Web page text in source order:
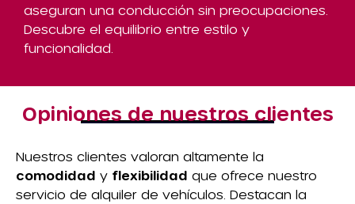
aseguran una conducción sin preocupaciones.
Descubre el equilibrio entre estilo y
funcionalidad.
Opiniones de nuestros clientes
Nuestros clientes valoran altamente la
comodidad y flexibilidad que ofrece nuestro
servicio de alquiler de vehículos. Destacan la